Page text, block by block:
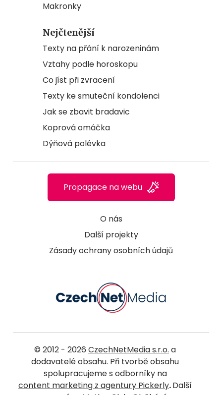
Makronky
Nejčtenější
Texty na přání k narozeninám
Vztahy podle horoskopu
Co jíst při zvracení
Texty ke smuteční kondolenci
Jak se zbavit bradavic
Koprová omáčka
Dýňová polévka
O nás
Další projekty
Zásady ochrany osobních údajů
Propagace na webu
© 2012 - 2026 CzechNetMedia s.r.o. a
dodavatelé obsahu. Při tvorbě obsahu
spolupracujeme s odborníky na
content marketing z agentury Pickerly.Další